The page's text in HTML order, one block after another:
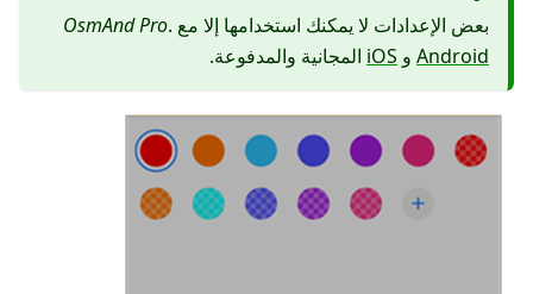
بعض الإعدادات لا يمكنك استخدامها إلا مع OsmAnd Pro.
Android و iOS المجانية والمدفوعة.